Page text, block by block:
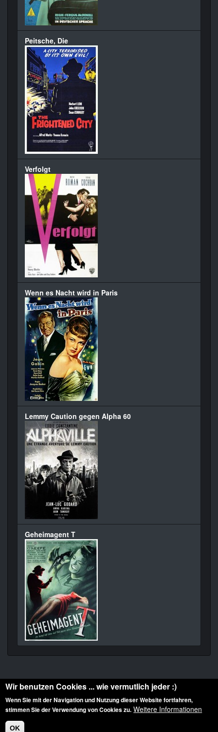
Peitsche, Die
Verfolgt
Wenn es Nacht wird in Paris
Lemmy Caution gegen Alpha 60
Geheimagent T
Diese Website ist urheberrechtlich geschützt: © 2010-2026 der Film Noir de. Alle
Rechte vorbehalten.
Wir benutzen Cookies ... wie vermutlich jeder :)
Wenn Sie mit der Navigation und Nutzung dieser Website fortfahren,
stimmen Sie der Verwendung von Cookies zu. Weitere Informationen
OK